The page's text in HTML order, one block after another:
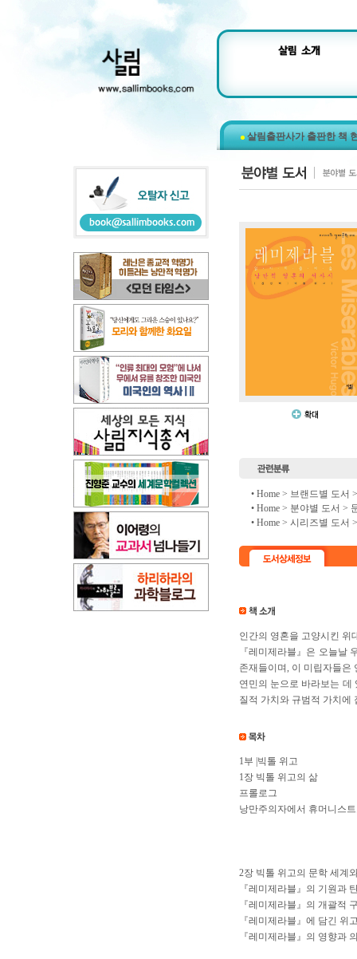
살림출판사가 출판한 책
• Home > 브랜드별 도서
• Home > 분야별 도서 >
• Home > 시리즈별 도서
인간의 영혼을 고양시킨 위
『레미제라블』은 오늘날
존재들이며, 이 미립자들은
연민의 눈으로 바라보는
질적 가치와 규범적 가치에
1부 |빅톨 위고
1장 빅톨 위고의 삶
프롤로그
낭만주의자에서 휴머니스
2장 빅톨 위고의 문학 세계
『레미제라블』의 기원과
『레미제라블』의 개괄적
『레미제라블』에 담긴 위
『레미제라블』의 영향과